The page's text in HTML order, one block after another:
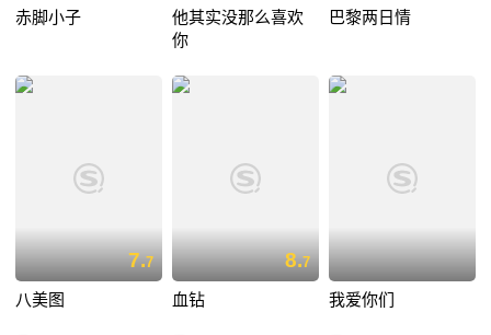
赤脚小子
他其实没那么喜欢
你
巴黎两日情
7.7
八美图
8.7
血钻 我爱你们